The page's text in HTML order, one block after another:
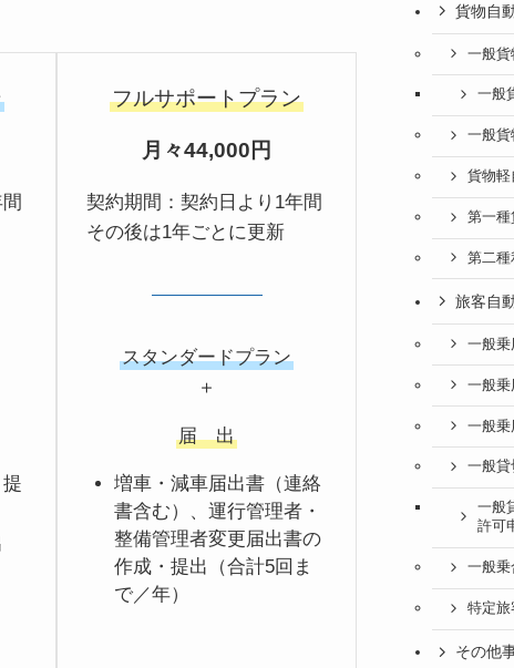
フルサポートプラン
月々44,000円
契約期間：契約日より1年間
その後は1年ごとに更新
スタンダードプラン
＋
届 出
増車・減車届出書（連絡
書含む）、運行管理者・
整備管理者変更届出書の
作成・提出（合計5回ま
で／年）
貨物自
一般貨
一般
一般貨
貨物軽
第一種
第二種
旅客自
一般乗
一般乗
一般乗
一般貸
一般
許可
一般乗
特定旅
その他